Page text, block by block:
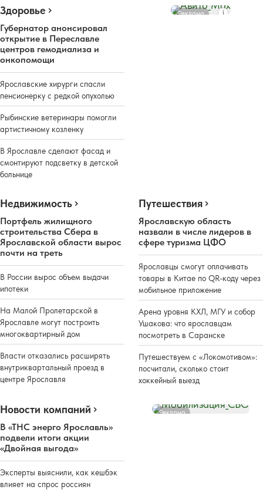
Здоровье
Губернатор анонсировал
открытие в Переславле
центров гемодиализа и
онкопомощи
Ярославские хирурги спасли
пенсионерку с редкой опухолью
Рыбинские ветеринары помогли
артистичному козленку
В Ярославле сделают фасад и
смонтируют подсветку в детской
больнице
Реклама
Недвижимость
Портфель жилищного
строительства Сбера в
Ярославской области вырос
почти на треть
В России вырос объем выдачи
ипотеки
На Малой Пролетарской в
Ярославле могут построить
многоквартирный дом
Власти отказались расширять
внутриквартальный проезд в
центре Ярославля
Путешествия
Ярославскую область
назвали в числе лидеров в
сфере туризма ЦФО
Ярославцы смогут оплачивать
товары в Китае по QR-коду через
мобильное приложение
Арена уровня КХЛ, МГУ и собор
Ушакова: что ярославцам
посмотреть в Саранске
Путешествуем с «Локомотивом»:
посчитали, сколько стоит
хоккейный выезд
Новости компаний
В «ТНС энерго Ярославль»
подвели итоги акции
«Двойная выгода»
Эксперты выяснили, как кешбэк
влияет на спрос россиян
Реклама